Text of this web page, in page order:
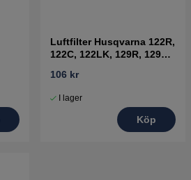
Luftfilter Husqvarna 122R,
122C, 122LK, 129R, 129C,
106 kr
I lager
Köp